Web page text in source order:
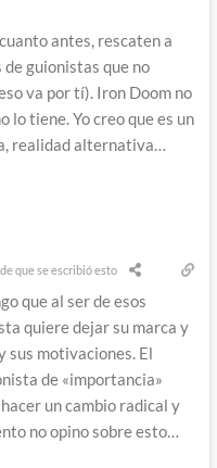
antes, rescaten a
guionistas que no
va por tí). Iron Doom no
lo tiene. Yo creo que es un
realidad alternativa…
que se escribió esto
que al ser de esos
quiere dejar su marca y
sus motivaciones. El
de «importancia»
un cambio radical y
no opino sobre esto…